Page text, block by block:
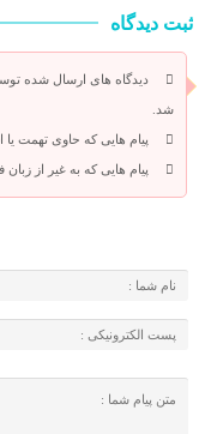
ثبت دیدگاه
دیدگاه های ارسال شده
شد.
پیام هایی که حاوی تهمت یا
پیام هایی که به غیر از